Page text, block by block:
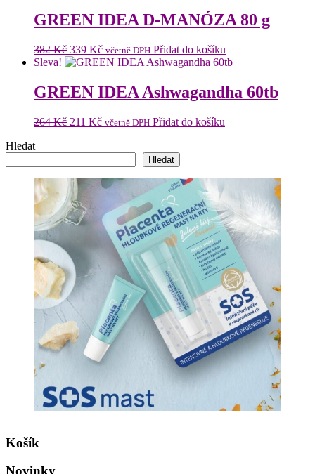
249 Kč.228 Kč.
GREEN IDEA D-MANÓZA 80 g
382Kč Původní
cena
382 Kč.
339 KčAktuální
cena
339 Kč.
včetně DPH Přidat do košíku
Sleva!
GREEN IDEA Ashwagandha 60tb
264Kč Původní
211 KčAktuální
včetně DPH Přidat do košíku
Hledat
Hledat
Košík